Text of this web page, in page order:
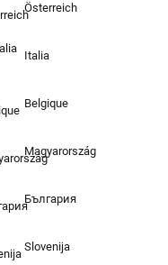
Österreich
Italia
Belgique
Magyarország
България
Slovenija